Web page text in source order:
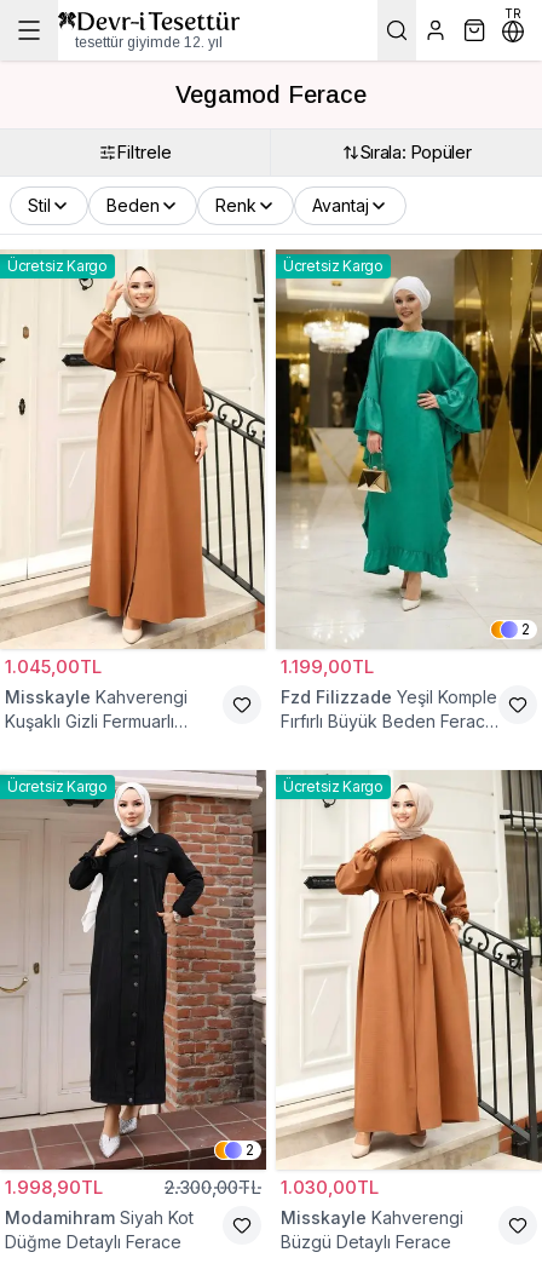
tesettür giyimde 12. yıl
TR
Vegamod Ferace
Filtrele Sırala: Popüler
Stil Beden Renk Avantaj
Ücretsiz Kargo
1.045,00TL
Misskayle Kahverengi
Kuşaklı Gizli Fermuarlı
Ücretsiz Kargo
2
1.199,00TL
Fzd Filizzade Yeşil Komple
Fırfırlı Büyük Beden Ferace
Ücretsiz Kargo
2
1.998,90TL 2.300,00TL
Modamihram Siyah Kot
Düğme Detaylı Ferace
Ücretsiz Kargo
1.030,00TL
Misskayle Kahverengi
Büzgü Detaylı Ferace